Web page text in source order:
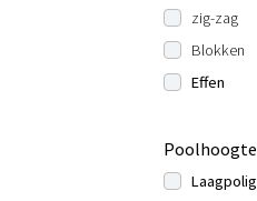
zig-zag
Blokken
Effen
Poolhoogte
Laagpolig